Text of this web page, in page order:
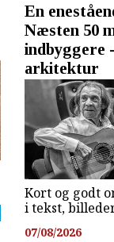
En
Næsten 50
indbyggere
arkitektur
Kort og godt
i tekst,
07/08/2026